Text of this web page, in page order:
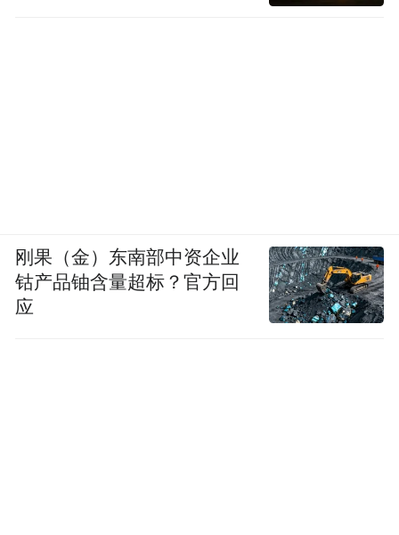
刚果（金）东南部中资企业
钴产品铀含量超标？官方回
应